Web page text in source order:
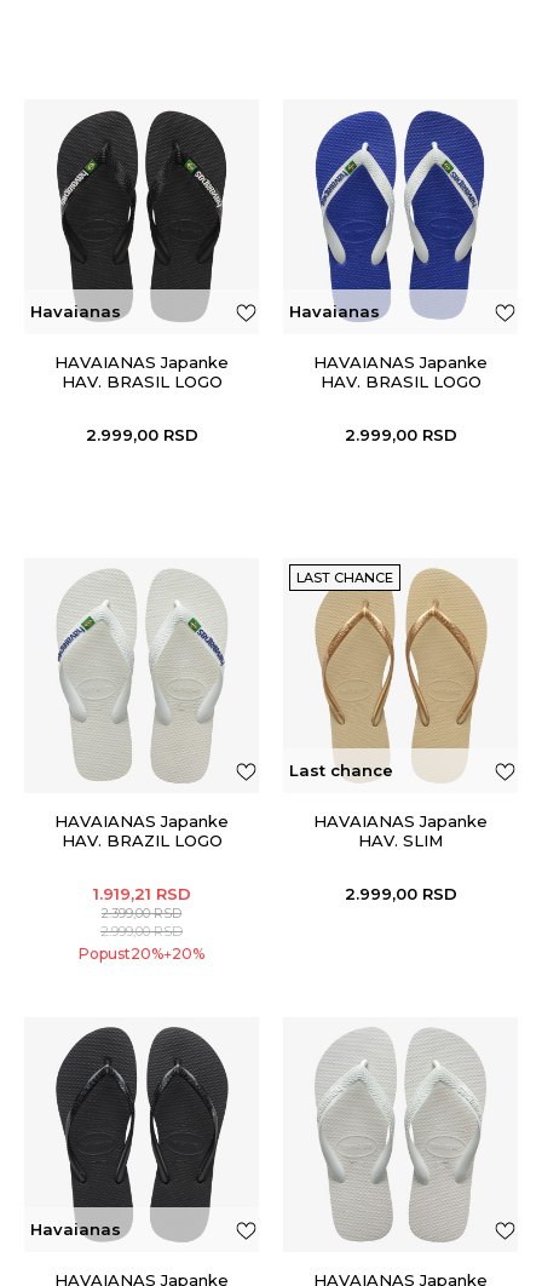
Havaianas
HAVAIANAS Japanke
HAV. BRASIL LOGO
2.999,00 RSD
Havaianas
HAVAIANAS Japanke
HAV. BRASIL LOGO
2.999,00 RSD
HAVAIANAS Japanke
HAV. BRAZIL LOGO
1.919,21 RSD
2.399,00RSD
2.999,00RSD
Popust20%+20%
LAST CHANCE
Last chance
HAVAIANAS Japanke
HAV. SLIM
2.999,00 RSD
Havaianas
HAVAIANAS Japanke HAVAIANAS Japanke